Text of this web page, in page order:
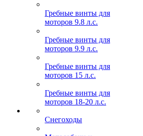
Гребные винты для
моторов 9.8 л.с.
Гребные винты для
моторов 9.9 л.с.
Гребные винты для
моторов 15 л.с.
Гребные винты для
моторов 18-20 л.с.
Снегоходы